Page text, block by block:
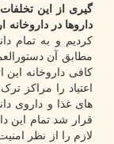
گیری از این
داروها در داروخانه
کردیم و به تمام
مطابق آن
کافی داروخانه
اعتیاد را مراکز
های غذا و داروی
قرار شد تمام این
لازم را از نظر